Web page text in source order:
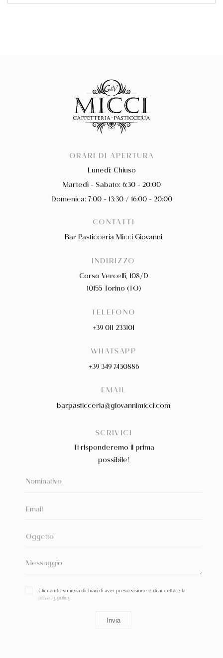
ORARI DI APERTURA
Lunedì: Chiuso
Martedì - Sabato: 6:30 - 20:00
Domenica: 7:00 - 13:30 / 16:00 - 20:00
CONTATTI
Bar Pasticceria Micci Giovanni
INDIRIZZO
Corso Vercelli, 108/D
10155 Torino (TO)
TELEFONO
+39 011 233101
WHATSAPP
+39 349 7430886
EMAIL
barpasticceria@giovannimicci.com
SCRIVICI
Ti risponderemo il prima
possibile!
Cliccando su invia dichiari di aver preso visione e di accettare la
privacy policy